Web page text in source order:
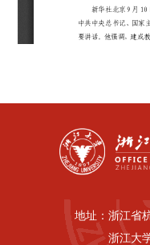
地址： 浙江省
浙江大